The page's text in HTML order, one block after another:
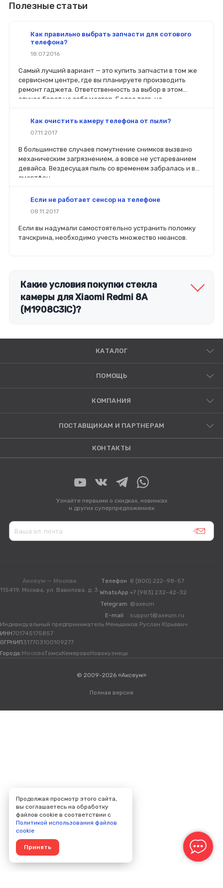
Полезные статьи
Как правильно выбрать запчасти для сотового
телефона?
18.07.2016
Самый лучший вариант — это купить запчасти в том же
сервисном центре, где вы планируете производить
ремонт гаджета. Ответственность за выбор в этом
случае берет на себя мастер. Более того, на
вы планируете делать ремонт самостоятельно, то выбор
перед покупкой нового модуля старый был в руках. Так
легче сориентироваться в разъемах, элементах
крепления, электрических параметрах и прочих
характеристиках.
Как очистить камеру телефона от пыли?
07.11.2017
В большинстве случаев помутнение снимков вызвано
механическим загрязнением, а вовсе не устареванием
девайса. Вездесущая пыль со временем забралась и в
смартфон.
Если не работает сенсор на телефоне
08.11.2017
Если вы надумали самостоятельно устранить поломку
тачскрина, необходимо учесть множество нюансов.
Какие условия покупки стекла
камеры для Xiaomi Redmi 8A
(M1908C3IC)?
КАТАЛОГ
ПОМОЩЬ
КОМПАНИЯ
ПОСТАВЩИКАМ И ПАРТНЕРАМ
КОНТАКТЫ
Узнайте первыми о скидках, новинках
и других суперпредложениях
Аксеум — Москва
115419, Москва, ул. Вавилова, д. 3
Телефон 8 (800) 222-98-57
WhatsApp +7 (983) 232-42-32
Telegram @axeum
E-mail
support@axeum.ru
Индивидуальный предприниматель Меньшиков Руслан Юрьевич
ИНН701745175857
ОГРНИП317703100109277
Города: МоскваТомскКемеровоНовокузнецк
© 2009-2026 «Аксеум»
Полная версия
Продолжая просмотр этого сайта,
вы соглашаетесь на обработку
файлов cookie в соответствии с
Политикой использования файлов
cookie
Принять